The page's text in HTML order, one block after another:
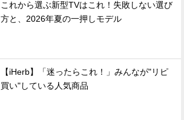
これから選ぶ新型TVはこれ！失敗しない選び
方と、2026年夏の一押しモデル
【iHerb】「迷ったらこれ！」みんなが"リピ
買い"している人気商品